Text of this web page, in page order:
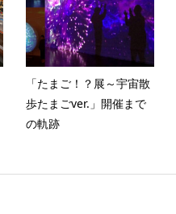
「たまご！？展～宇宙散
歩たまごver.」開催まで
の軌跡